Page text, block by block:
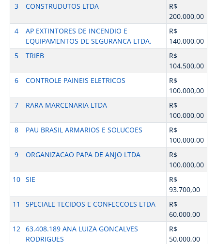
3 CONSTRUDUTOS LTDA
R$
200.000,00
4
AP EXTINTORES DE INCENDIO E
EQUIPAMENTOS DE SEGURANCA LTDA.
R$
140.000,00
5
TRIEB
R$
104.500,00
6
CONTROLE PAINEIS ELETRICOS
R$
100.000,00
7
RARA MARCENARIA LTDA
R$
100.000,00
8
PAU BRASIL ARMARIOS E SOLUCOES
R$
100.000,00
9
ORGANIZACAO PAPA DE ANJO LTDA
R$
100.000,00
10 SIE
R$
93.700,00
11
SPECIALE TECIDOS E CONFECCOES LTDA
R$
60.000,00
12 63.408.189 ANA LUIZA GONCALVES
RODRIGUES
R$
50.000,00